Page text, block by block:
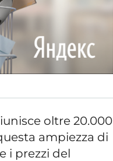
oltre 20.000
ampiezza di
i prezzi del